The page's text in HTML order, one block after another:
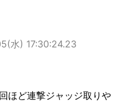
水) 17:30:24.23
ほど連撃ジャッジ取りや